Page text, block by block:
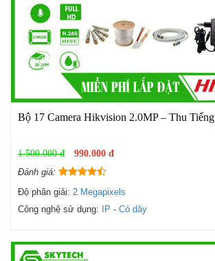
Bộ 17 Camera Hikvision 2.0MP – Thu Tiếng
1.500.000 đ
990.000 đ
Đánh giá:
Độ phân giải: 2 Megapixels
Công nghệ sử dụng: IP - Có dây